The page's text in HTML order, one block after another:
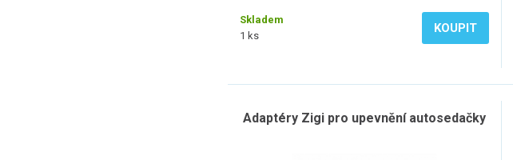
Skladem
1 ks
KOUPIT
Adaptéry Zigi pro upevnění autosedačky